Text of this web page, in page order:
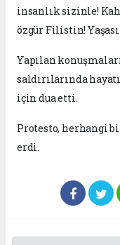
insanlık sizinle!
özgür Filistin!
Yapılan
saldırılarında
için dua etti.
Protesto, herhangi
erdi.